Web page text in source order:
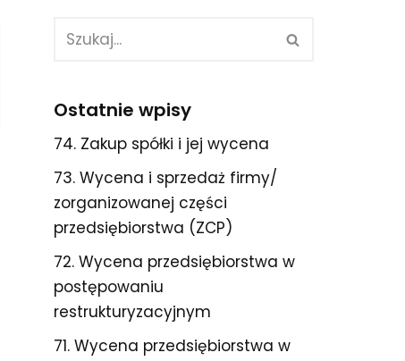
Ostatnie wpisy
74. Zakup spółki i jej wycena
73. Wycena i sprzedaż firmy/
zorganizowanej części
przedsiębiorstwa (ZCP)
72. Wycena przedsiębiorstwa w
postępowaniu
restrukturyzacyjnym
71. Wycena przedsiębiorstwa w